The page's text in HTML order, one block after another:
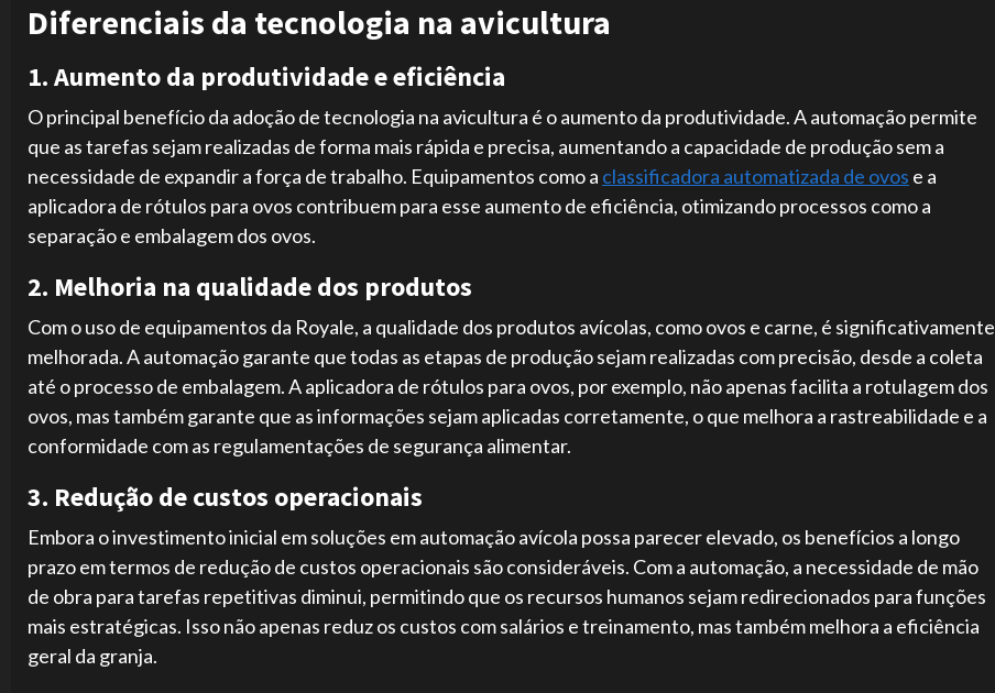
Diferenciais da tecnologia na avicultura
1. Aumento da produtividade e eficiência
O principal benefício da adoção de tecnologia na avicultura é o aumento da produtividade. A automação permite
que as tarefas sejam realizadas de forma mais rápida e precisa, aumentando a capacidade de produção sem a
necessidade de expandir a força de trabalho. Equipamentos como a classificadora automatizada de ovos e a
aplicadora de rótulos para ovos contribuem para esse aumento de eficiência, otimizando processos como a
separação e embalagem dos ovos.
2. Melhoria na qualidade dos produtos
Com o uso de equipamentos da Royale, a qualidade dos produtos avícolas, como ovos e carne, é significativamente
melhorada. A automação garante que todas as etapas de produção sejam realizadas com precisão, desde a coleta
até o processo de embalagem. A aplicadora de rótulos para ovos, por exemplo, não apenas facilita a rotulagem dos
ovos, mas também garante que as informações sejam aplicadas corretamente, o que melhora a rastreabilidade e a
conformidade com as regulamentações de segurança alimentar.
3. Redução de custos operacionais
Embora o investimento inicial em soluções em automação avícola possa parecer elevado, os benefícios a longo
prazo em termos de redução de custos operacionais são consideráveis. Com a automação, a necessidade de mão
de obra para tarefas repetitivas diminui, permitindo que os recursos humanos sejam redirecionados para funções
mais estratégicas. Isso não apenas reduz os custos com salários e treinamento, mas também melhora a eficiência
geral da granja.